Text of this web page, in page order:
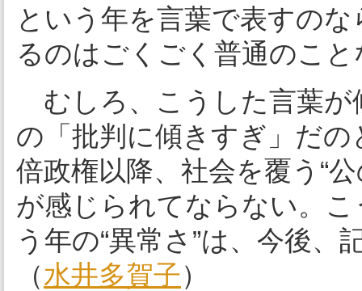
という年を言葉で表すの
るのはごくごく普通のこ
むしろ、こうした言葉が
の「批判に傾きすぎ」だ
倍政権以降、社会を覆う“
が感じられてならない。
う年の“異常さ”は、今後
（水井多賀子）